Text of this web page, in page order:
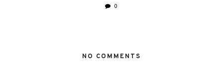
0
NO COMMENTS